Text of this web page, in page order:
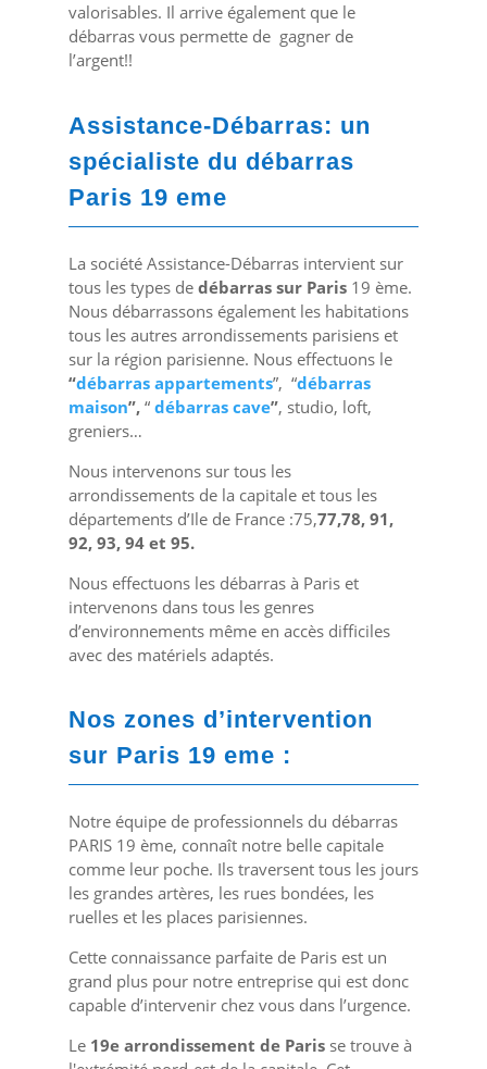
valorisables. Il arrive également que le
débarras vous permette de gagner de
l’argent!!
Assistance-Débarras: un
spécialiste du débarras
Paris 19 eme
La société Assistance-Débarras intervient sur
tous les types de débarras sur Paris19 ème.
Nous débarrassons également les habitations
tous les autres arrondissements parisiens et
sur la région parisienne. Nous effectuons le
“débarras appartements”, “débarras
maison”,“ débarras cave”, studio, loft,
greniers…
Nous intervenons sur tous les
arrondissements de la capitale et tous les
départements d’Ile de France :75,77,78, 91,
92, 93, 94 et 95.
Nous effectuons les débarras à Paris et
intervenons dans tous les genres
d’environnements même en accès difficiles
avec des matériels adaptés.
Nos zones d’intervention
sur Paris 19 eme :
Notre équipe de professionnels du débarras
PARIS 19 ème, connaît notre belle capitale
comme leur poche. Ils traversent tous les jours
les grandes artères, les rues bondées, les
ruelles et les places parisiennes.
Cette connaissance parfaite de Paris est un
grand plus pour notre entreprise qui est donc
capable d’intervenir chez vous dans l’urgence.
Le 19earrondissement de Parisse trouve à